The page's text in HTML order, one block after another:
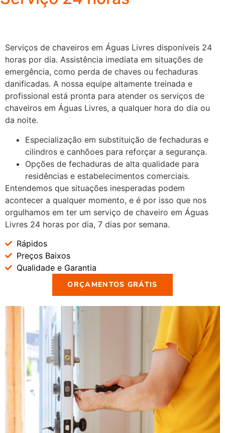
Serviços de chaveiros em Águas Livres disponíveis 24
horas por dia. Assistência imediata em situações de
emergência, como perda de chaves ou fechaduras
danificadas. A nossa equipe altamente treinada e
profissional está pronta para atender os serviços de
chaveiros em Águas Livres, a qualquer hora do dia ou
da noite.
Especialização em substituição de fechaduras e
cilindros e canhõoes para reforçar a segurança.
Opções de fechaduras de alta qualidade para
residências e estabelecimentos comerciais.
Entendemos que situações inesperadas podem
acontecer a qualquer momento, e é por isso que nos
orgulhamos em ter um serviço de chaveiro em Águas
Livres 24 horas por dia, 7 dias por semana.
Rápidos
Preços Baixos
Qualidade e Garantia
ORÇAMENTOS GRÁTIS